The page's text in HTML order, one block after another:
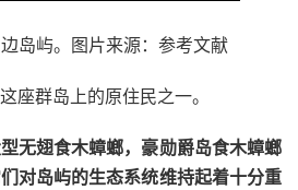
岛屿。图片来源：参考文献
座群岛上的原住民之一。
无翅食木蟑螂，豪勋爵岛食木蟑螂
对岛屿的生态系统维持起着十分重